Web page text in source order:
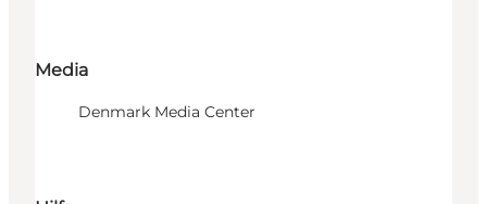
Media
Denmark Media Center